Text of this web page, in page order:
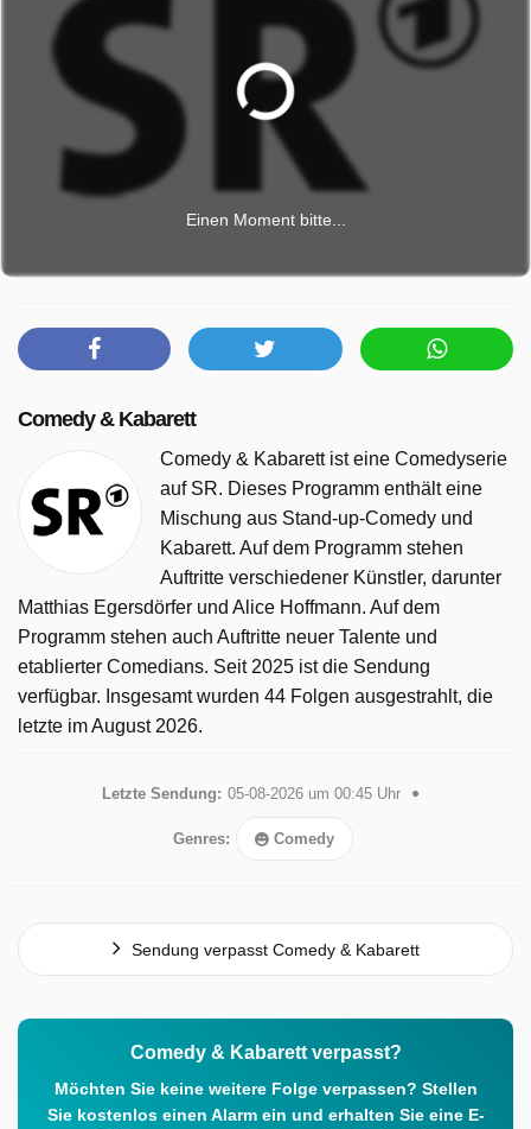
Einen Moment bitte...
Comedy & Kabarett
Comedy & Kabarett ist eine Comedyserie
auf SR. Dieses Programm enthält eine
Mischung aus Stand-up-Comedy und
Kabarett. Auf dem Programm stehen
Auftritte verschiedener Künstler, darunter
Matthias Egersdörfer und Alice Hoffmann. Auf dem
Programm stehen auch Auftritte neuer Talente und
etablierter Comedians. Seit 2025 ist die Sendung
verfügbar. Insgesamt wurden 44 Folgen ausgestrahlt, die
letzte im August 2026.
Letzte Sendung: 05-08-2026 um 00:45 Uhr
Genres: Comedy
Sendung verpasst Comedy & Kabarett
Comedy & Kabarett verpasst?
Möchten Sie keine weitere Folge verpassen? Stellen
Sie kostenlos einen Alarm ein und erhalten Sie eine E-